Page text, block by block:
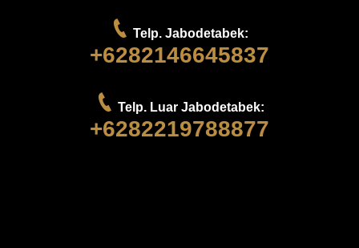
Telp. Jabodetabek:
+6282146645837
Telp. Luar Jabodetabek:
+6282219788877